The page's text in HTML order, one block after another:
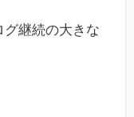
継続の大きな